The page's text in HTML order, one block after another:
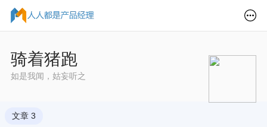
骑着猪跑
如是我闻，姑妄听之
文章 3